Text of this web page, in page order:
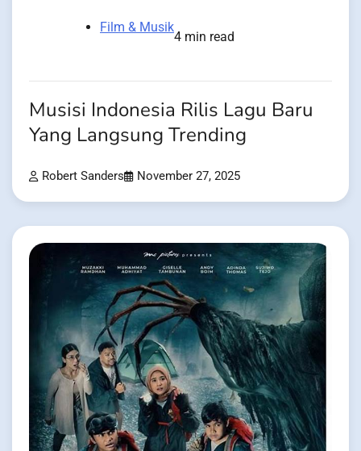
Film & Musik
4 min read
Musisi Indonesia Rilis Lagu Baru
Yang Langsung Trending
Robert Sanders November 27, 2025